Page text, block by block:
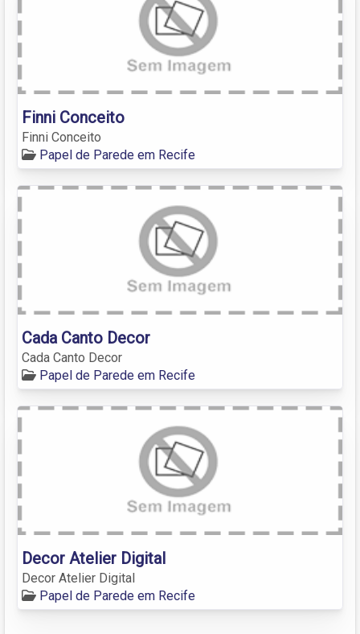
Finni Conceito
Finni Conceito
Papel de Parede em Recife
Cada Canto Decor
Cada Canto Decor
Papel de Parede em Recife
Decor Atelier Digital
Decor Atelier Digital
Papel de Parede em Recife